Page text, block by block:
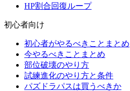
HP割合回復ループ
初心者向け
初心者がやるべきことまとめ
今やるべきことまとめ
部位破壊のやり方
試練進化のやり方と条件
パズドラパスは買うべきか